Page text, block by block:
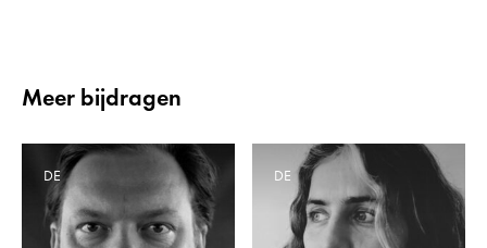
Meer bijdragen
DE DE